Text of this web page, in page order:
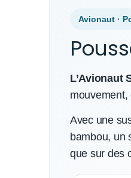
Avionaut ·
L’Avionaut
mouvement,
Avec une
bambou, un
que sur des